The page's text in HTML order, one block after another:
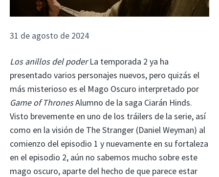
31 de agosto de 2024
Los anillos del poderLa temporada 2 ya ha
presentado varios personajes nuevos, pero quizás el
más misterioso es el Mago Oscuro interpretado por
Game of ThronesAlumno de la saga Ciarán Hinds.
Visto brevemente en uno de los tráilers de la serie, así
como en la visión de The Stranger (Daniel Weyman) al
comienzo del episodio 1 y nuevamente en su fortaleza
en el episodio 2, aún no sabemos mucho sobre este
mago oscuro, aparte del hecho de que parece estar